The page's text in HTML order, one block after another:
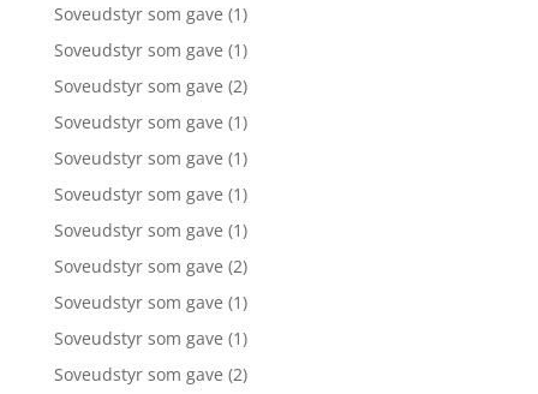
Soveudstyr som gave (1)
Soveudstyr som gave (1)
Soveudstyr som gave (2)
Soveudstyr som gave (1)
Soveudstyr som gave (1)
Soveudstyr som gave (1)
Soveudstyr som gave (1)
Soveudstyr som gave (2)
Soveudstyr som gave (1)
Soveudstyr som gave (1)
Soveudstyr som gave (2)